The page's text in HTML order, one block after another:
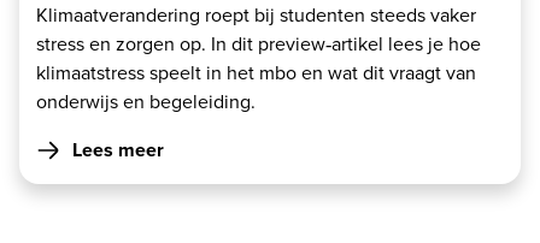
Klimaatverandering roept bij studenten steeds vaker
stress en zorgen op. In dit preview‑artikel lees je hoe
klimaatstress speelt in het mbo en wat dit vraagt van
onderwijs en begeleiding.
Lees meer